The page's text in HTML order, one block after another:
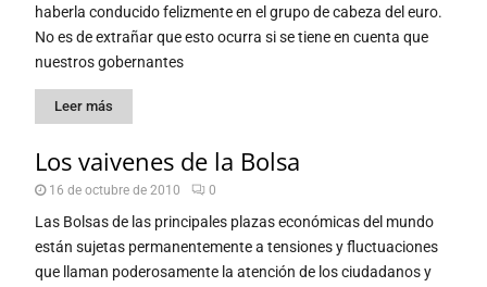
haberla conducido felizmente en el grupo de cabeza del euro.
No es de extrañar que esto ocurra si se tiene en cuenta que
nuestros gobernantes
Leer más
Los vaivenes de la Bolsa
16 de octubre de 2010 0
Las Bolsas de las principales plazas económicas del mundo
están sujetas permanentemente a tensiones y fluctuaciones
que llaman poderosamente la atención de los ciudadanos y